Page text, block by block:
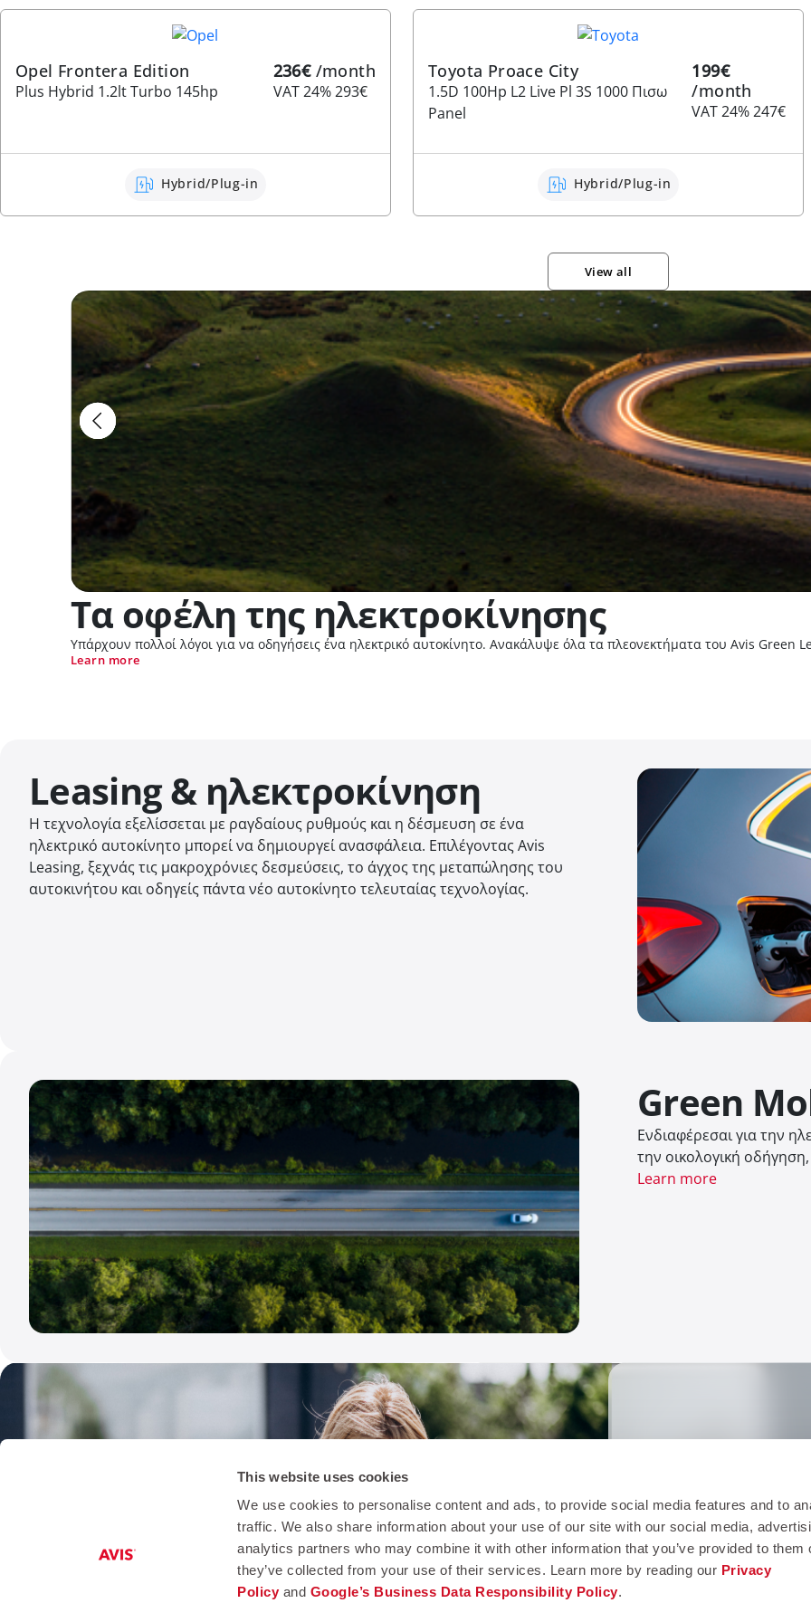
This website uses cookies
We use cookies to personalise content and ads, to provide social media features and to
traffic. We also share information about your use of our site with our social media,
analytics partners who may combine it with other information that you’ve provided to them
they’ve collected from your use of their services. Learn more by reading our Privacy
Policy and Google’s Business Data Responsibility Policy.
Opel Frontera Edition
Plus Hybrid 1.2lt Turbo 145hp
236€/month
VAT 24% 293€
Hybrid/Plug-in
Toyota Proace City
1.5D 100Hp L2 Live Pl 3S 1000 Πισω
Panel
199€
/month
VAT 24% 247€
Hybrid/Plug-in
View all
Τα οφέλη της ηλεκτροκίνησης
Υπάρχουν πολλοί λόγοι για να οδηγήσεις ένα ηλεκτρικό αυτοκίνητο. Ανακάλυψε όλα τα πλεονεκτήματα του Avis Green
Learn more
Leasing & ηλεκτροκίνηση
Η τεχνολογία εξελίσσεται με ραγδαίους ρυθμούς και η δέσμευση σε ένα
ηλεκτρικό αυτοκίνητο μπορεί να δημιουργεί ανασφάλεια. Eπιλέγοντας Avis
Leasing, ξεχνάς τις μακροχρόνιες δεσμεύσεις, το άγχος της μεταπώλησης του
αυτοκινήτου και οδηγείς πάντα νέο αυτοκίνητο τελευταίας τεχνολογίας.
Green
Ενδιαφέρεσαι για την
την οικολογική
Learn more
Subscribe to
about our